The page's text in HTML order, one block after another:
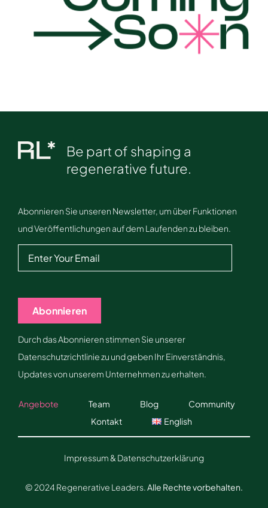
Be part of shaping a
regenerative future.
Abonnieren Sie unseren Newsletter, um über Funktionen
und Veröffentlichungen auf dem Laufenden zu bleiben.
Abonnieren
Durch das Abonnieren stimmen Sie unserer
Datenschutzrichtlinie zu und geben Ihr Einverständnis,
Updates von unserem Unternehmen zu erhalten.
Angebote Team Blog
Community
Kontakt
English
Impressum & Datenschutzerklärung
© 2024 Regenerative Leaders.Alle Rechte vorbehalten.